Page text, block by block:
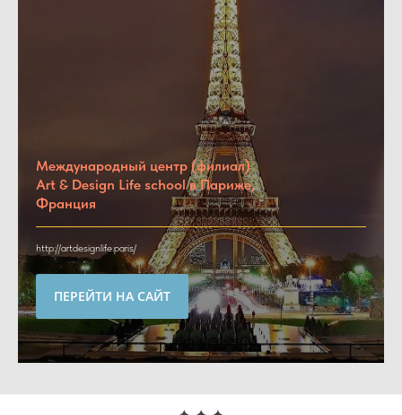
Международный центр (филиал)
Art & Design Life school в Париже,
Франция
http://artdesignlife.paris/
ПЕРЕЙТИ НА САЙТ